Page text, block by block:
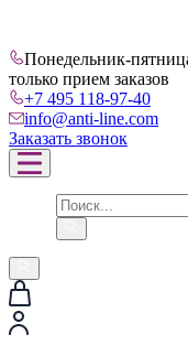
Понедельник-
только прием заказов
+7 495 118-97-40
info@anti-line.com
Заказать звонок